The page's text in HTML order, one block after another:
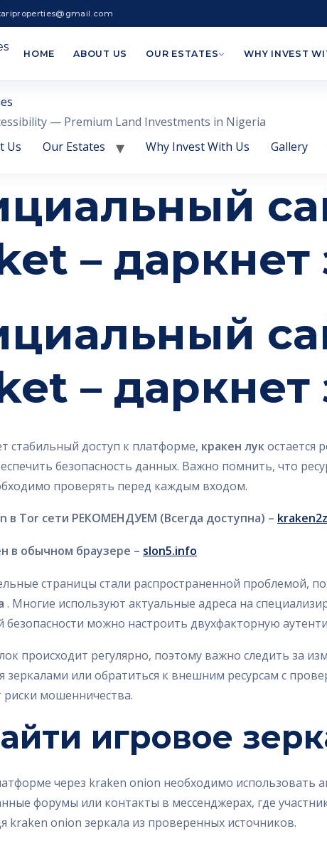
HOME ABOUT US OUR ESTATES WHY INVEST
— Premium Land Investments in Nigeria
Us Our Estates Why Invest With Us Gallery
– даркнет
– даркнет
стабильный доступ к платформе, кракен лукостается
безопасность данных. Важно помнить, что
проверять перед каждым входом.
в Tor сети РЕКОМЕНДУЕМ (Всегда доступна) –
в обычном браузере – slon5.info
страницы стали распространенной проблемой,
. Многие используют актуальные адреса на
безопасности можно настроить двухфакторную
происходит регулярно, поэтому важно следить за
зеркалами или обратиться к внешним ресурсам с
мошенничества.
игровое
через kraken onion необходимо использовать
форумы или контакты в мессенджерах, где
kraken onion зеркала из проверенных источников.